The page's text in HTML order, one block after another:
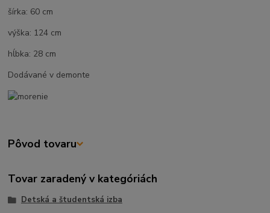
šírka: 60 cm
výška: 124 cm
hĺbka: 28 cm
Dodávané v demonte
Pôvod tovaru
Tovar zaradený v kategóriách
Detská a študentská izba